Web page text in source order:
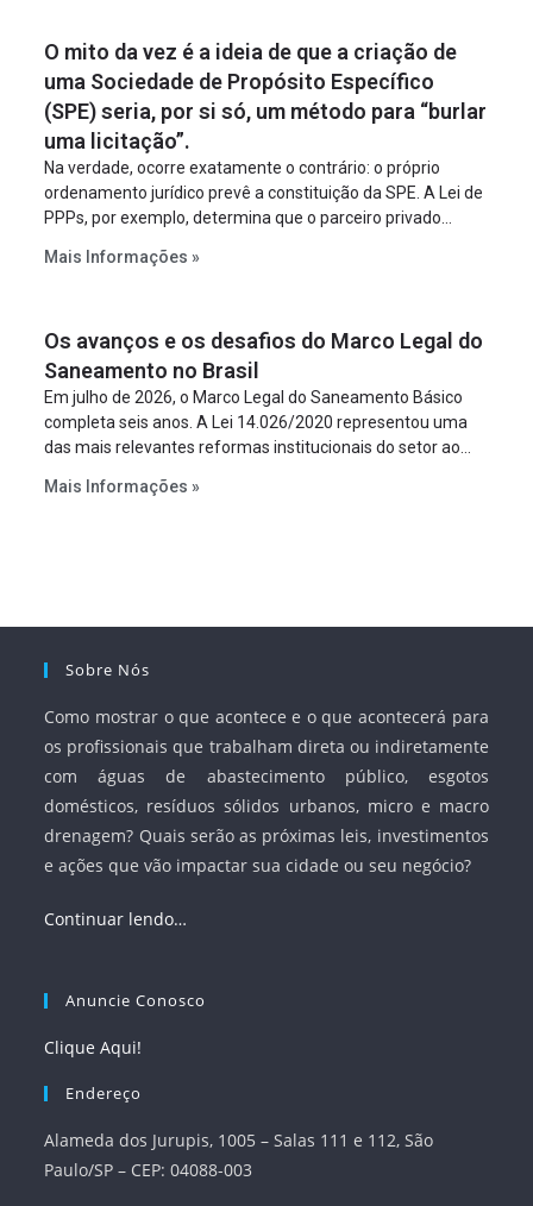
O mito da vez é a ideia de que a criação de
uma Sociedade de Propósito Específico
(SPE) seria, por si só, um método para “burlar
uma licitação”.
Na verdade, ocorre exatamente o contrário: o próprio
ordenamento jurídico prevê a constituição da SPE. A Lei de
PPPs, por exemplo, determina que o parceiro privado
empreendimento. Ou seja, a suposta “fraude à licitação” é
projeto a projeto.
Mais Informações »
Os avanços e os desafios do Marco Legal do
Saneamento no Brasil
Em julho de 2026, o Marco Legal do Saneamento Básico
completa seis anos. A Lei 14.026/2020 representou uma
das mais relevantes reformas institucionais do setor ao
serviços, ampliar a participação da iniciativa privada,
Mais Informações »
Sobre Nós
Como mostrar o que acontece e o que acontecerá para
os profissionais que trabalham direta ou indiretamente
com águas de abastecimento público, esgotos
domésticos, resíduos sólidos urbanos, micro e macro
drenagem? Quais serão as próximas leis, investimentos
e ações que vão impactar sua cidade ou seu negócio?
Continuar lendo…
Anuncie Conosco
Clique Aqui!
Endereço
Alameda dos Jurupis, 1005 – Salas 111 e 112, São
Paulo/SP – CEP: 04088-003